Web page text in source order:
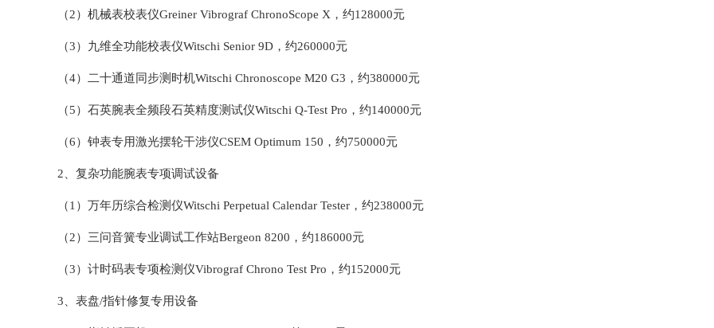
（2）机械表校表仪Greiner Vibrograf ChronoScope X，约128000元
（3）九维全功能校表仪Witschi Senior 9D，约260000元
（4）二十通道同步测时机Witschi Chronoscope M20 G3，约380000元
（5）石英腕表全频段石英精度测试仪Witschi Q-Test Pro，约140000元
（6）钟表专用激光摆轮干涉仪CSEM Optimum 150，约750000元
2、复杂功能腕表专项调试设备
（1）万年历综合检测仪Witschi Perpetual Calendar Tester，约238000元
（2）三问音簧专业调试工作站Bergeon 8200，约186000元
（3）计时码表专项检测仪Vibrograf Chrono Test Pro，约152000元
3、表盘/指针修复专用设备